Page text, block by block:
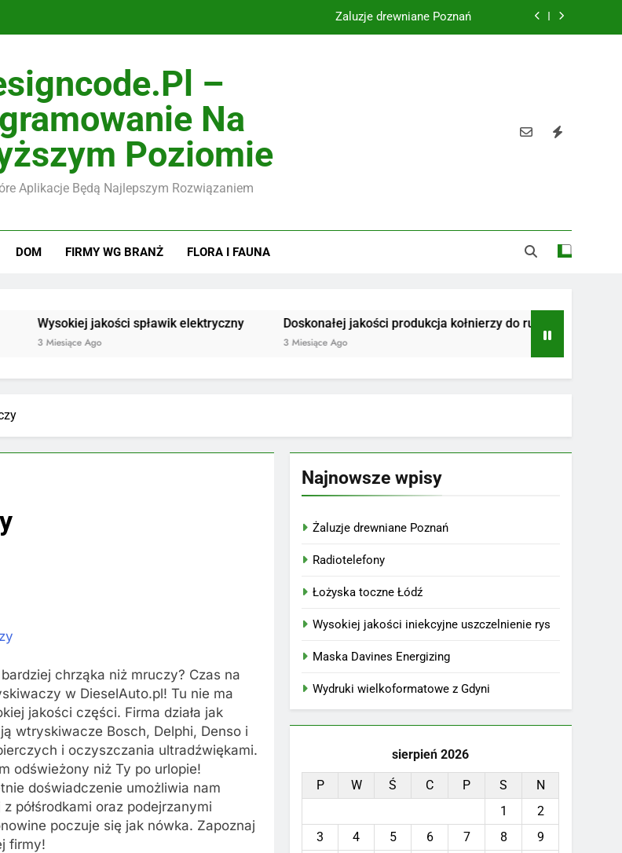
Żaluzje drewniane Poznań
–
Na
Poziomie
Aplikacje Będą Najlepszym Rozwiązaniem
DOM FIRMY WG BRANŻ FLORA I FAUNA
jakości spławik elektryczny
Miesiące Ago
Doskonałej jakości produkcja kołnierzy do rur
3 Miesiące Ago 3 Miesiące Ago
chrząka niż mruczy? Czas na
w DieselAuto.pl! Tu nie ma
jakości części. Firma działa jak
wtryskiwacze Bosch, Delphi, Denso i
i oczyszczania ultradźwiękami.
odświeżony niż Ty po urlopie!
doświadczenie umożliwia nam
półśrodkami oraz podejrzanymi
poczuje się jak nówka. Zapoznaj
firmy!
Najnowsze wpisy
Żaluzje drewniane Poznań
Radiotelefony
Łożyska toczne Łódź
Wysokiej jakości iniekcyjne uszczelnienie rys
Maska Davines Energizing
Wydruki wielkoformatowe z Gdyni
sierpień 2026
P W Ś C P S
N
1
2
3
4 5 6 7 8
9